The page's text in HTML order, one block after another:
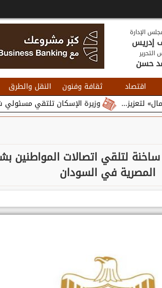
الإدارة
إدريس
التحرير
حسن
اقتصاد ثقافة وفنون النقل والطرق
وزيرة الإسكان تلتقي مسئولي شركة HDP لمتابعة مبيعات وتسويق مشروعات المدن الجديدة...
لتلقي اتصالات المواطنين
المصرية في السودان